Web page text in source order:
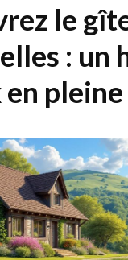
le
: un
en